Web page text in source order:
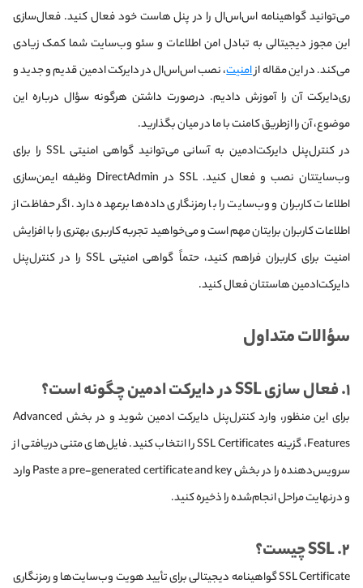
می‌توانید گواهینامه اس‌اس‌ال را در پنل هاست خود فعال کنید. فعال‌سازی
این مجوز دیجیتالی به تبادل امن اطلاعات و سئو وب‌سایت شما کمک زیادی
می‌کند. در این مقاله ازامنیت، نصب اس‌اس‌ال در دایرکت ادمین قدیم و جدید و
ری‌دایرکت آن را آموزش دادیم. درصورت داشتن هرگونه سؤال درباره این
موضوع، آن را ازطریق کامنت‌ با ما در میان بگذارید.
در کنترل‌پنل دایرکت‌ادمین به آسانی می‌توانید گواهی امنیتی SSL را برای
وب‌سایتتان نصب و فعال کنید. SSL در DirectAdmin وظیفه‌ ایمن‌سازی
اطلاعات کاربران و وب‌سایت را با رمزنگاری داده‌ها برعهده دارد. اگر حفاظت از
اطلاعات کاربران برایتان مهم است و می‌خواهید تجربه کاربری بهتری را با افزایش
امنیت برای کاربران فراهم کنید، حتماً گواهی امنیتی SSL را در کنترل‌پنل
دایرکت‌ادمین هاستتان فعال کنید.
سؤالات متداول
۱. فعال سازی SSL در دایرکت ادمین چگونه است؟
برای این منظور، وارد کنترل‌پنل دایرکت ادمین شوید و در بخش Advanced
Features، گزینه SSL Certificates را انتخاب کنید. فایل‌های متنی دریافتی از
سرویس‌دهنده را در بخش Paste a pre-generated certificate and key وارد
و درنهایت مراحل انجام‌شده را ذخیره کنید.
۲. SSL چیست؟
SSL Certificate گواهینامه دیجیتالی برای تأیید هویت وب‌سایت‌ها و رمزنگاری